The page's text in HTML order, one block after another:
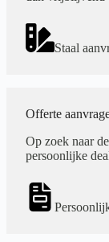
Staal
Offerte
Op zoek naar de
persoonlijke